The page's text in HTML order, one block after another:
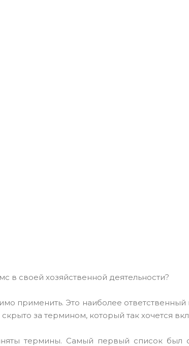
в своей хозяйственной деятельности?
применить. Это наиболее
за термином, который так хочется
термины. Самый первый список был